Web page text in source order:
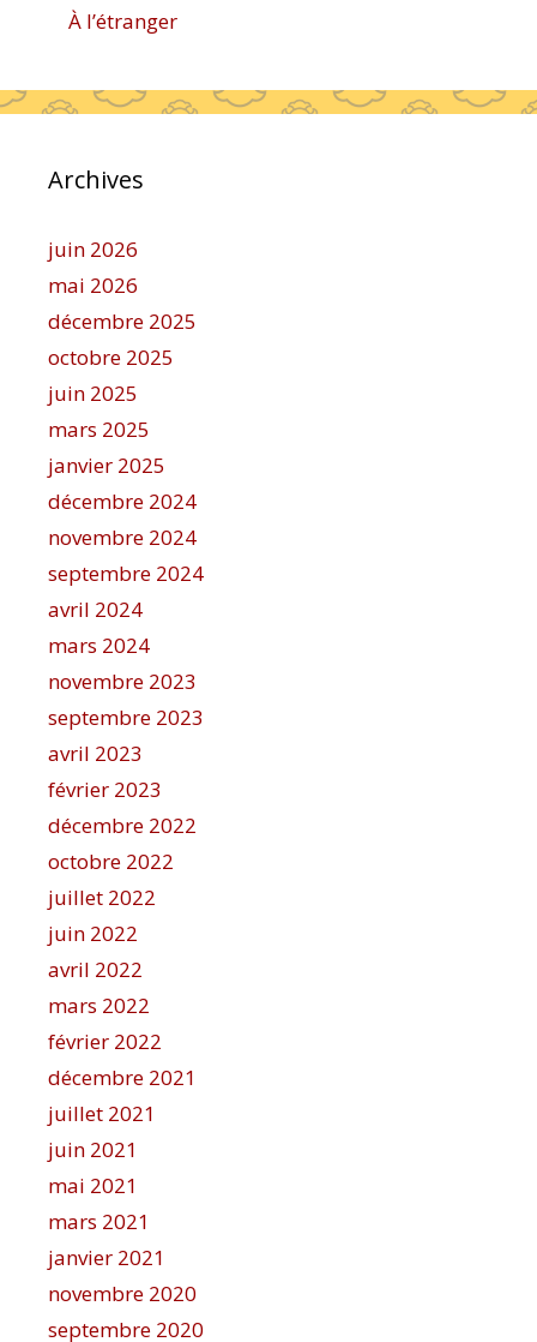
À l’étranger
Archives
juin 2026
mai 2026
décembre 2025
octobre 2025
juin 2025
mars 2025
janvier 2025
décembre 2024
novembre 2024
septembre 2024
avril 2024
mars 2024
novembre 2023
septembre 2023
avril 2023
février 2023
décembre 2022
octobre 2022
juillet 2022
juin 2022
avril 2022
mars 2022
février 2022
décembre 2021
juillet 2021
juin 2021
mai 2021
mars 2021
janvier 2021
novembre 2020
septembre 2020